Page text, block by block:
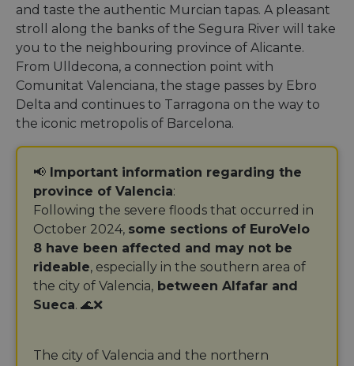
and taste the authentic Murcian tapas. A pleasant
stroll along the banks of the Segura River will take
you to the neighbouring province of Alicante.
From Ulldecona, a connection point with
Comunitat Valenciana, the stage passes by Ebro
Delta and continues to Tarragona on the way to
the iconic metropolis of Barcelona.
📢 Important information regarding the
province of Valencia:
Following the severe floods that occurred in
October 2024, some sections of EuroVelo
8 have been affected and may not be
rideable, especially in the southern area of
the city of Valencia, between Alfafar and
Sueca. 🌊❌
The city of Valencia and the northern